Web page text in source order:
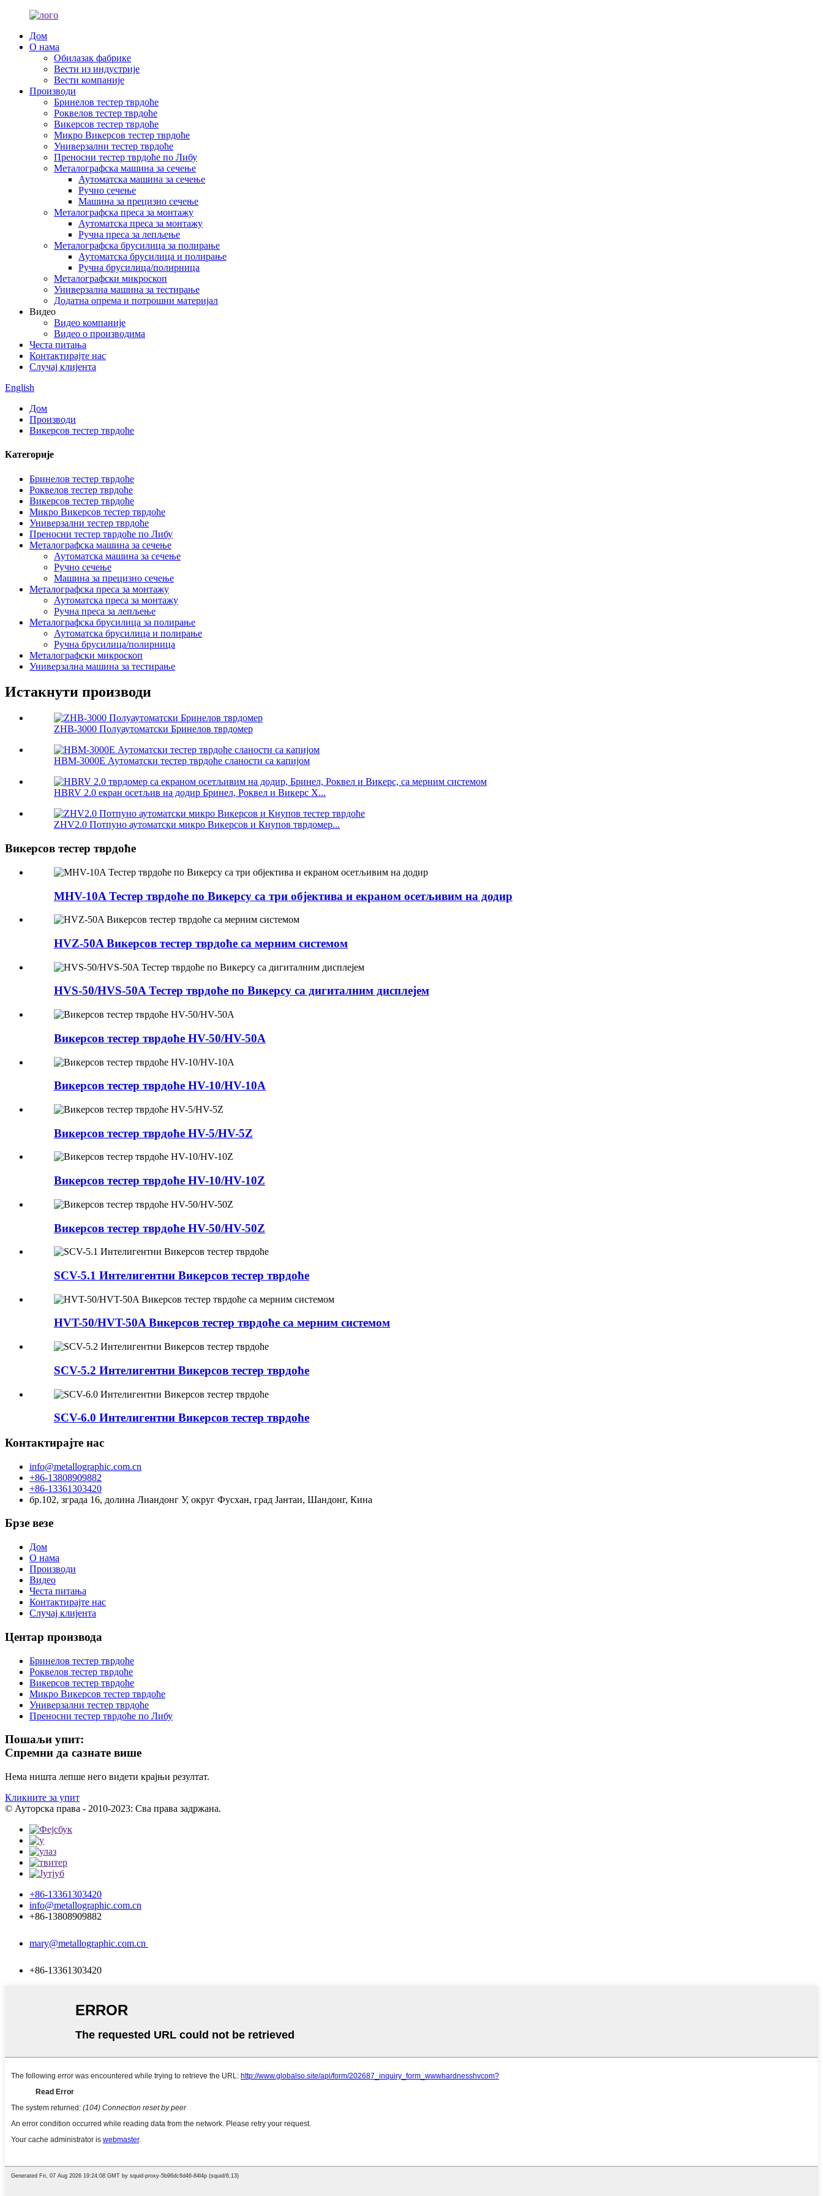
Дом
О нама
Обилазак фабрике
Вести из индустрије
Вести компаније
Производи
Бринелов тестер тврдоће
Роквелов тестер тврдоће
Викерсов тестер тврдоће
Микро Викерсов тестер тврдоће
Универзални тестер тврдоће
Преносни тестер тврдоће по Либу
Металографска машина за сечење
Аутоматска машина за сечење
Ручно сечење
Машина за прецизно сечење
Металографска преса за монтажу
Аутоматска преса за монтажу
Ручна преса за лепљење
Металографска брусилица за полирање
Аутоматска брусилица и полирање
Ручна брусилица/полирница
Металографски микроскоп
Универзална машина за тестирање
Додатна опрема и потрошни материјал
Видео
Видео компаније
Видео о производима
Честа питања
Контактирајте нас
Случај клијента
English
Дом
Производи
Викерсов тестер тврдоће
Категорије
Бринелов тестер тврдоће
Роквелов тестер тврдоће
Викерсов тестер тврдоће
Микро Викерсов тестер тврдоће
Универзални тестер тврдоће
Преносни тестер тврдоће по Либу
Металографска машина за сечење
Аутоматска машина за сечење
Ручно сечење
Машина за прецизно сечење
Металографска преса за монтажу
Аутоматска преса за монтажу
Ручна преса за лепљење
Металографска брусилица за полирање
Аутоматска брусилица и полирање
Ручна брусилица/полирница
Металографски микроскоп
Универзална машина за тестирање
Истакнути производи
ZHB-3000 Полуаутоматски Бринелов тврдомер
HBM-3000E Аутоматски тестер тврдоће сланости са капијом
HBRV 2.0 екран осетљив на додир Бринел, Роквел и Викерс Х...
ZHV2.0 Потпуно аутоматски микро Викерсов и Кнупов тврдомер...
Викерсов тестер тврдоће
MHV-10A Тестер тврдоће по Викерсу са три објектива и екраном осетљивим на додир
HVZ-50A Викерсов тестер тврдоће са мерним системом
HVS-50/HVS-50A Тестер тврдоће по Викерсу са дигиталним дисплејем
Викерсов тестер тврдоће HV-50/HV-50A
Викерсов тестер тврдоће HV-10/HV-10A
Викерсов тестер тврдоће HV-5/HV-5Z
Викерсов тестер тврдоће HV-10/HV-10Z
Викерсов тестер тврдоће HV-50/HV-50Z
SCV-5.1 Интелигентни Викерсов тестер тврдоће
HVT-50/HVT-50A Викерсов тестер тврдоће са мерним системом
SCV-5.2 Интелигентни Викерсов тестер тврдоће
SCV-6.0 Интелигентни Викерсов тестер тврдоће
Контактирајте нас
info@metallographic.com.cn
+86-13808909882
+86-13361303420
бр.102, зграда 16, долина Лиандонг У, округ Фусхан, град Јантаи, Шандонг, Кина
Брзе везе
Дом
О нама
Производи
Видео
Честа питања
Контактирајте нас
Случај клијента
Центар производа
Бринелов тестер тврдоће
Роквелов тестер тврдоће
Викерсов тестер тврдоће
Микро Викерсов тестер тврдоће
Универзални тестер тврдоће
Преносни тестер тврдоће по Либу
Пошаљи упит:
Спремни да сазнате више
Нема ништа лепше него видети крајњи резултат.
Кликните за упит
© Ауторска права - 2010-2023: Сва права задржана.
+86-13361303420
info@metallographic.com.cn
+86-13808909882
mary@metallographic.com.cn
+86-13361303420